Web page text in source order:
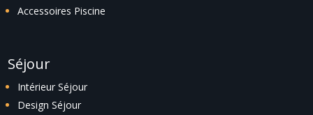
Accessoires Piscine
Séjour
Intérieur Séjour
Design Séjour